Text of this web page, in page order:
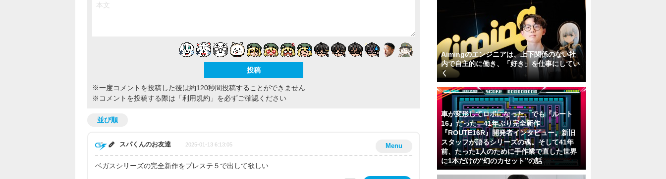
※一度コメントを投稿した後は約120秒間投稿することができません
※コメントを投稿する際は 「利用規約」 を必ずご確認ください
並び順
Menu
スパくんのお友達 2025-01-13 6:13:05
ベガスシリーズの完全新作をプレステ５で出して欲しい
Aimingのエンジニアは、上下関係のない社
内で自主的に働き、「好き」を仕事にしてい
く
車が変形してロボになった、でも『ルート
16』だった―41年ぶり完全新作
『ROUTE16R』開発者インタビュー。新旧
スタッフが語るシリーズの魂。そして41年
前、たった1人のために手作業で直した世界
に1本だけの“幻のカセット”の話